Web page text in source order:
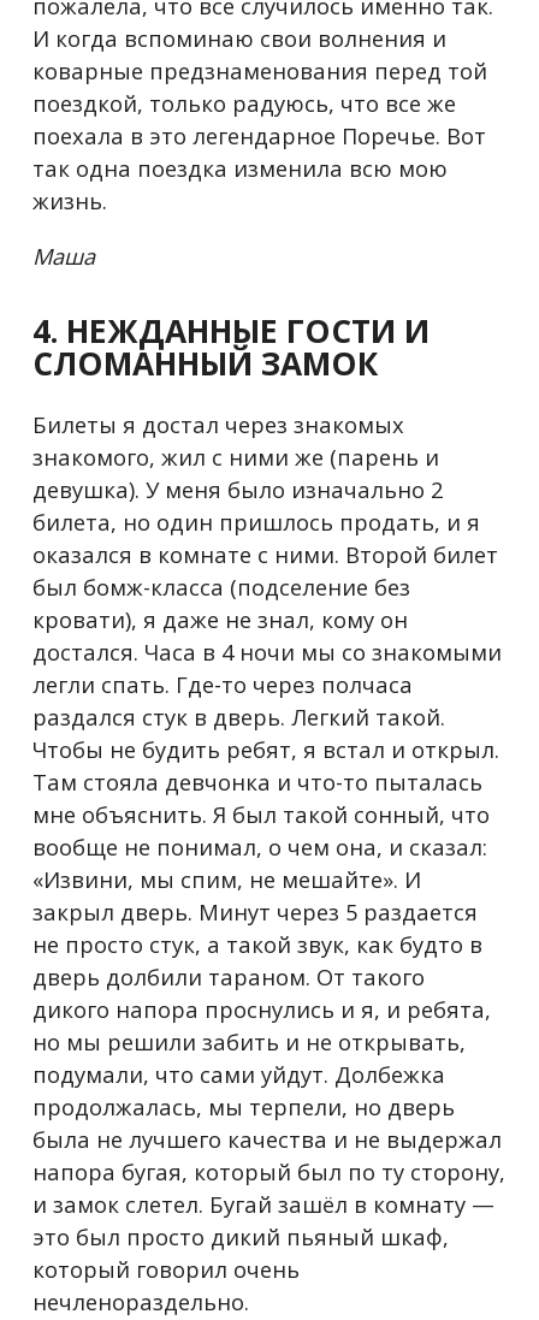
И когда вспоминаю свои волнения и
коварные предзнаменования перед той
поездкой, только радуюсь, что все же
поехала в это легендарное Поречье. Вот
так одна поездка изменила всю мою
жизнь.
Маша
4. НЕЖДАННЫЕ ГОСТИ И
СЛОМАННЫЙ ЗАМОК
Билеты я достал через знакомых
знакомого, жил с ними же (парень и
девушка). У меня было изначально 2
билета, но один пришлось продать, и я
оказался в комнате с ними. Второй билет
был бомж-класса (подселение без
кровати), я даже не знал, кому он
достался. Часа в 4 ночи мы со знакомыми
легли спать. Где-то через полчаса
раздался стук в дверь. Легкий такой.
Чтобы не будить ребят, я встал и открыл.
Там стояла девчонка и что-то пыталась
мне объяснить. Я был такой сонный, что
вообще не понимал, о чем она, и сказал:
«Извини, мы спим, не мешайте». И
закрыл дверь. Минут через 5 раздается
не просто стук, а такой звук, как будто в
дверь долбили тараном. От такого
дикого напора проснулись и я, и ребята,
но мы решили забить и не открывать,
подумали, что сами уйдут. Долбежка
продолжалась, мы терпели, но дверь
была не лучшего качества и не выдержал
напора бугая, который был по ту сторону,
и замок слетел. Бугай зашёл в комнату —
это был просто дикий пьяный шкаф,
который говорил очень
нечленораздельно.